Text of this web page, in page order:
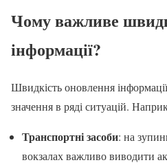
Чому важливе
інформації?
Швидкість оновлення
значення в ряді ситуацій.
Транспортні засоби: на
вокзалах важливо виводити